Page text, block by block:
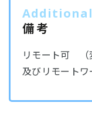
備考
リモート可 （
及びリモート